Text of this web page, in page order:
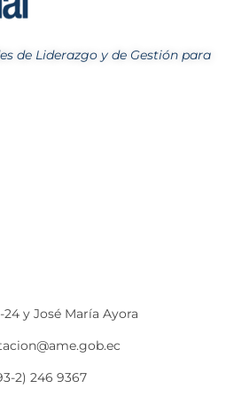
de Liderazgo y de Gestión para
y José María Ayora
2) 246 9367